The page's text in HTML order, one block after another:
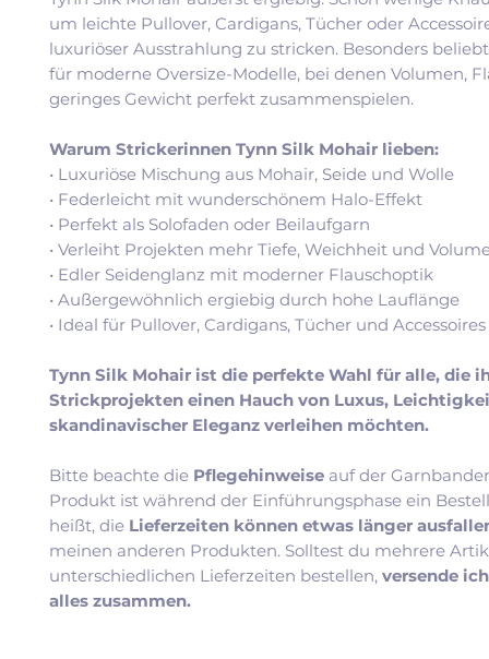
um leichte Pullover, Cardigans, Tücher oder
luxuriöser Ausstrahlung zu stricken. Besonders
für moderne Oversize-Modelle, bei denen Volumen,
geringes Gewicht perfekt zusammenspielen.
Warum Strickerinnen Tynn Silk Mohair lieben:
• Luxuriöse Mischung aus Mohair, Seide und Wolle
• Federleicht mit wunderschönem Halo-Effekt
• Perfekt als Solofaden oder Beilaufgarn
• Verleiht Projekten mehr Tiefe, Weichheit und
• Edler Seidenglanz mit moderner Flauschoptik
• Außergewöhnlich ergiebig durch hohe Lauflänge
• Ideal für Pullover, Cardigans, Tücher und Accessoires
Tynn Silk Mohair ist die perfekte Wahl für alle, die
Strickprojekten einen Hauch von Luxus,
skandinavischer Eleganz verleihen möchten.
Bitte beachte die Pflegehinweise auf der
Produkt ist während der Einführungsphase ein
heißt, die Lieferzeiten können etwas länger
meinen anderen Produkten. Solltest du mehrere
unterschiedlichen Lieferzeiten bestellen, versende
alles zusammen.